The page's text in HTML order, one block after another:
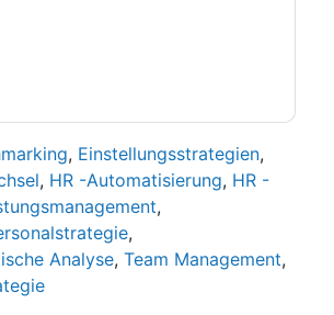
, Einstellungsstrategien,
, HR -Automatisierung, HR -
,
,
Analyse, Team Management,